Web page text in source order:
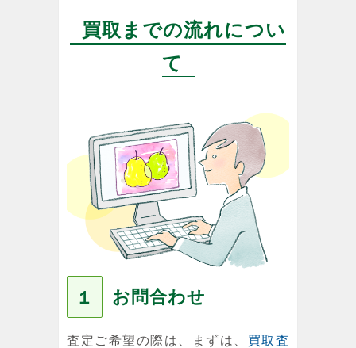
買取までの流れについ
て
１ お問合わせ
査定ご希望の際は、まずは、 買取査